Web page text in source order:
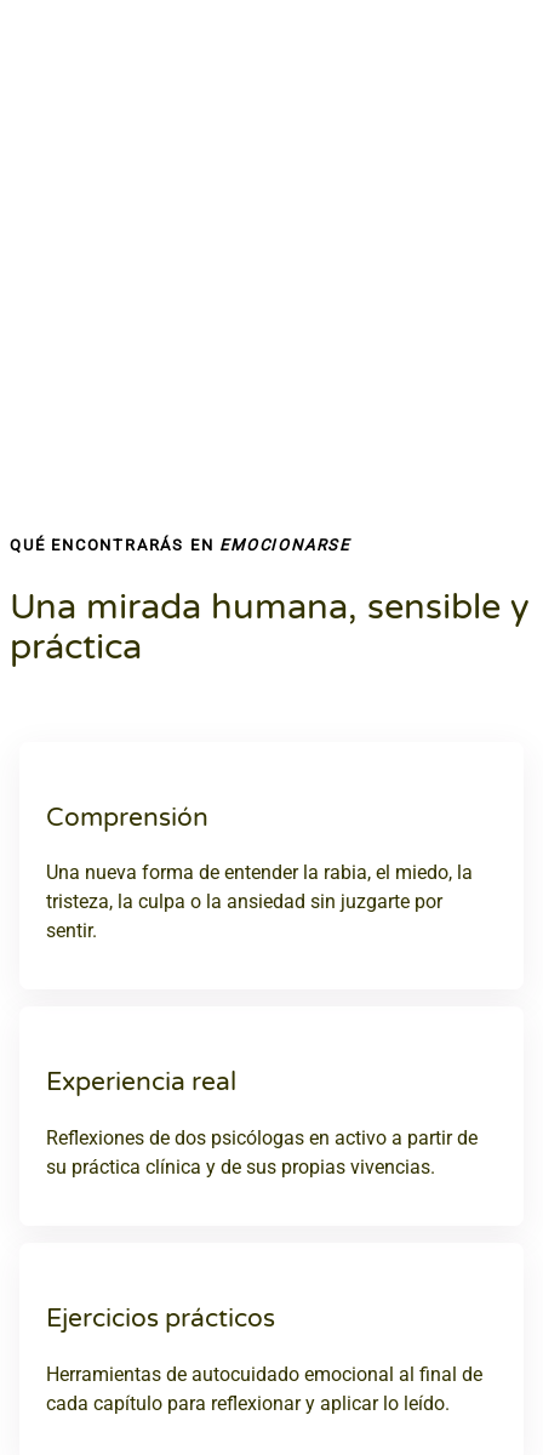
QUÉ ENCONTRARÁS EN EMOCIONARSE
Una mirada humana, sensible y
práctica
Comprensión
Una nueva forma de entender la rabia, el miedo, la
tristeza, la culpa o la ansiedad sin juzgarte por
sentir.
Experiencia real
Reflexiones de dos psicólogas en activo a partir de
su práctica clínica y de sus propias vivencias.
Ejercicios prácticos
Herramientas de autocuidado emocional al final de
cada capítulo para reflexionar y aplicar lo leído.